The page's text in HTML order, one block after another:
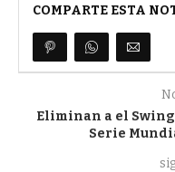
COMPARTE ESTA
Eliminan a el
Serie